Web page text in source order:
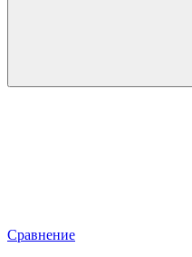
Сравнение